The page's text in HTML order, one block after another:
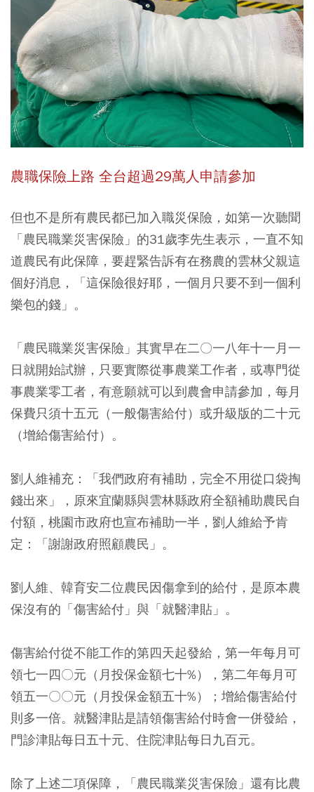
農職保險上路 全台超過29萬人申請參加
但也不是所有農民都已加入職災保險，如第一次聽聞
「農民職業災害保險」的31歲李先生表示，一直不知
道農民有此保障，要趕緊告訴有在務農的雲林父親這
個好消息，「這保險很好耶，一個月只要不到一個利
樂包的錢」。
「農民職業災害保險」其實早在二〇一八年十一月一
日就開始試辦，只要實際從事農業工作者，或專門從
事農業零工者，有意願就可以到農會申請參加，每月
保費只須十五元（一般傷害給付）或升級版的二十元
（增給傷害給付）。
劉人維補充：「我們政府有補助，完全不用從口袋掏
錢出來」，原來宜蘭縣與雲林縣政府全額補助農民自
付額，桃園市政府也宣布補助一半，劉人維給予肯
定：「謝謝政府照顧農民」。
劉人維、韓育安二位農民因傷拿到的給付，是原本農
保沒有的「傷害給付」與「就醫津貼」。
傷害給付從不能工作的第四天起發給，第一年每月可
領七一四〇元（月投保金額七十%），第二年每月可
領五一〇〇元（月投保金額五十%）；增給傷害給付
則多一倍。就醫津貼是請領傷害給付時會一併發給，
門診津貼每日五十元、住院津貼每日九百元。
除了上述二項保障，「農民職業災害保險」還有比農